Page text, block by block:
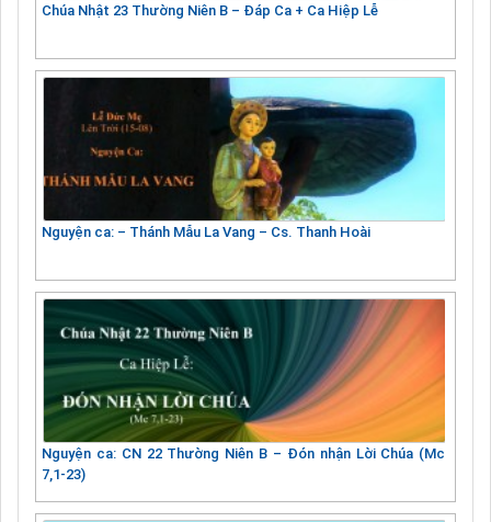
Chúa Nhật 23 Thường Niên B – Đáp Ca + Ca Hiệp Lễ
Nguyện ca: – Thánh Mẫu La Vang – Cs. Thanh Hoài
Nguyện ca: CN 22 Thường Niên B – Đón nhận Lời Chúa (Mc
7,1-23)